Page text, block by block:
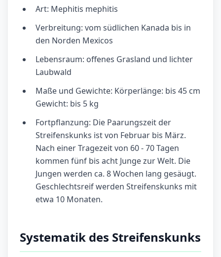
Art: Mephitis mephitis
Verbreitung: vom südlichen Kanada bis in
den Norden Mexicos
Lebensraum: offenes Grasland und lichter
Laubwald
Maße und Gewichte: Körperlänge: bis 45 cm
Gewicht: bis 5 kg
Fortpflanzung: Die Paarungszeit der
Streifenskunks ist von Februar bis März.
Nach einer Tragezeit von 60 - 70 Tagen
kommen fünf bis acht Junge zur Welt. Die
Jungen werden ca. 8 Wochen lang gesäugt.
Geschlechtsreif werden Streifenskunks mit
etwa 10 Monaten.
Systematik des Streifenskunks